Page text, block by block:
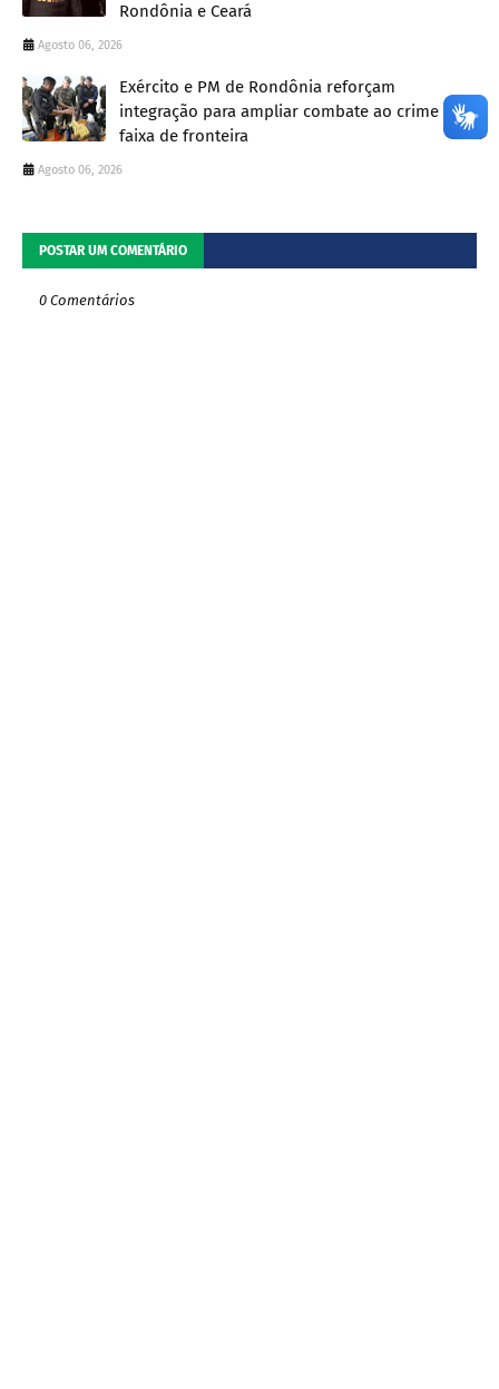
Rondônia e Ceará
Agosto 06, 2026
Exército e PM de Rondônia reforçam
integração para ampliar combate ao crime na
faixa de fronteira
Agosto 06, 2026
POSTAR UM COMENTÁRIO
0 Comentários